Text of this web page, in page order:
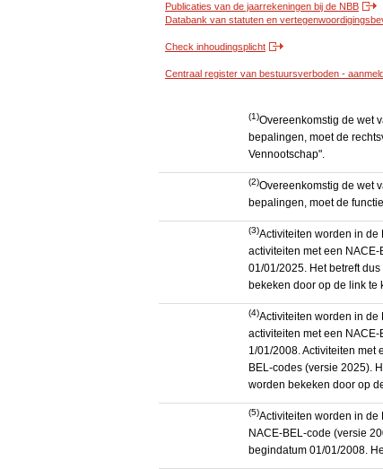
Publicaties van de jaarrekeningen bij de NBB
Databank van statuten en
Check inhoudingsplicht
Centraal register van bestuursverboden -
(1)Overeenkomstig de wet
bepalingen, moet de
Vennootschap".
(2)Overeenkomstig de wet
bepalingen, moet de
(3)Activiteiten worden in de
activiteiten met een
01/01/2025. Het betreft
bekeken door op de link te
(4)Activiteiten worden in de
activiteiten met een
1/01/2008. Activiteiten met
BEL-codes (versie 2025).
worden bekeken door op
(5)Activiteiten worden in de
NACE-BEL-code (versie
begindatum 01/01/2008.